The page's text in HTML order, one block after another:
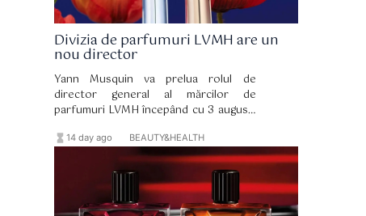
Divizia de parfumuri LVMH are un
nou director
Yann Musquin va prelua rolul de
director general al mărcilor de
parfumuri LVMH începând cu 3 august.
părăsește grupul după 10 ani la
conducerea diviziei.
hourglass_full 14 day ago BEAUTY&HEALTH